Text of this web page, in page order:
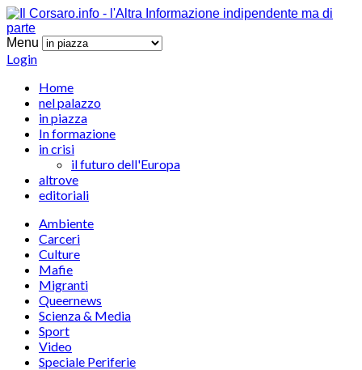
Menu
Login
Home
nel palazzo
in piazza
In formazione
in crisi
il futuro dell'Europa
altrove
editoriali
Ambiente
Carceri
Culture
Mafie
Migranti
Queernews
Scienza & Media
Sport
Video
Speciale Periferie